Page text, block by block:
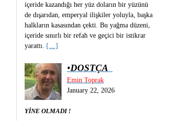
içeride kazandığı her yüz doların bir yüzünü
de dışarıdan, emperyal ilişkiler yoluyla, başka
halkların kasasından çekti. Bu yağma düzeni,
içeride sınırlı bir refah ve geçici bir istikrar
yarattı. […]
•DOSTÇA
Emin Toprak
January 22, 2026
YİNE OLMADI !